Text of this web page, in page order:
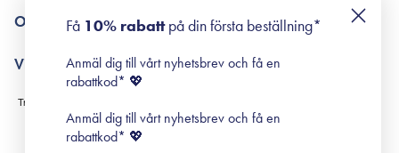
Retinol för nybörjare
Om Surisuri
Black Friday
Villkor
Leverans & Retur
Köpvillkor
Prenumerationsvillkor
Få 10% rabattpå din första beställning*
Anmäl dig till vårt nyhetsbrev och få en
rabattkod* 💖
Anmäl dig till vårt nyhetsbrev och få en
rabattkod* 💖